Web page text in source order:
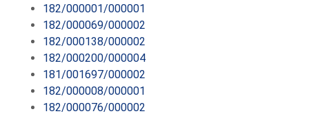
182/000001/000001
182/000069/000002
182/000138/000002
182/000200/000004
181/001697/000002
182/000008/000001
182/000076/000002